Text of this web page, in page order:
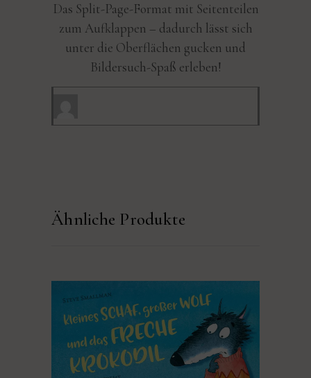
Das Split-Page-Format mit Seitenteilen
zum Aufklappen – dadurch lässt sich
unter die Oberflächen gucken und
Bildersuch-Spaß erleben!
Ähnliche Produkte
PRODUKT KAUFEN